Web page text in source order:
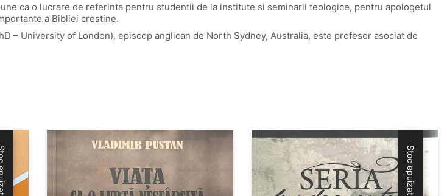
ca o lucrare de referinta pentru studentii de la institute si seminarii teologice, pentru apologetul
a Bibliei crestine.
– University of London), episcop anglican de North Sydney, Australia, este profesor asociat de
Stoc epuizat